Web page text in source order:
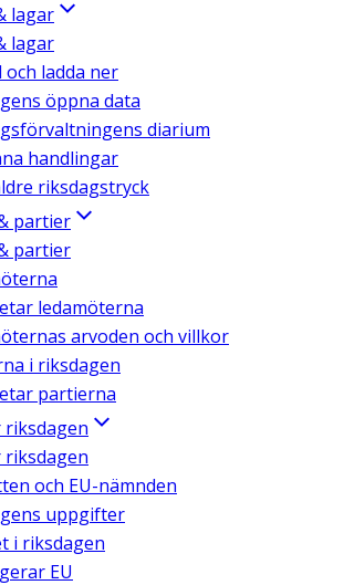
lagar
lagar
och ladda ner
öppna data
diarium
handlingar
riksdagstryck
partier
partier
ledamöterna
arvoden och villkor
i riksdagen
partierna
och EU-nämnden
uppgifter
i riksdagen
EU